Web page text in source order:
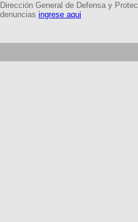
Dirección General de Defensa y
denuncias ingrese aqui